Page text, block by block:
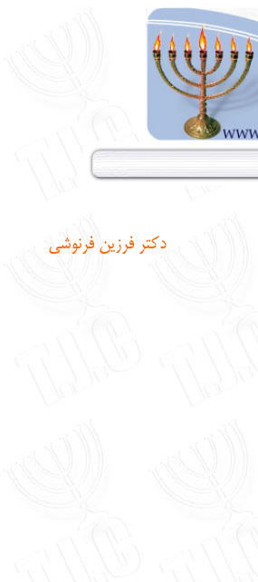
دکتر فرزین فرنوشی